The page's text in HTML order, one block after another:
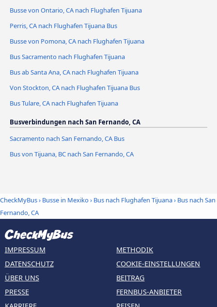
Busse von Ontario, CA nach Flughafen Tijuana
Perris, CA nach Flughafen Tijuana Bus
Busse von Pomona, CA nach Flughafen Tijuana
Bus Sacramento nach Flughafen Tijuana
Bus ab Santa Ana, CA nach Flughafen Tijuana
Von Stockton, CA nach Flughafen Tijuana Bus
Bus Tulare, CA nach Flughafen Tijuana
Busverbindungen nach San Fernando, CA
Sacramento nach San Fernando, CA Bus
Bus von Tijuana, BC nach San Fernando, CA
CheckMyBus› Busse in Mexiko› Bus nach Flughafen Tijuana› Bus nach San
Fernando, CA
IMPRESSUM
DATENSCHUTZ
ÜBER UNS
PRESSE
METHODIK
COOKIE-EINSTELLUNGEN
BEITRAG
FERNBUS-ANBIETER